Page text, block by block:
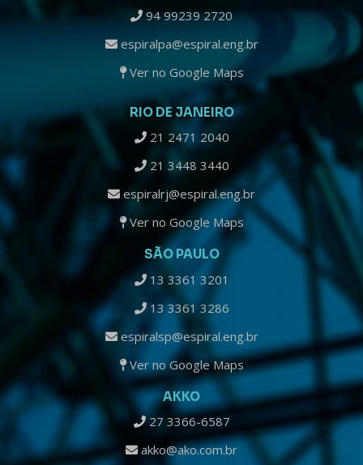
94 99239 2720
espiralpa@espiral.eng.br
Ver no Google Maps
RIO DE JANEIRO
21 2471 2040
21 3448 3440
espiralrj@espiral.eng.br
Ver no Google Maps
SÃO PAULO
13 3361 3201
13 3361 3286
espiralsp@espiral.eng.br
Ver no Google Maps
AKKO
27 3366-6587
akko@ako.com.br